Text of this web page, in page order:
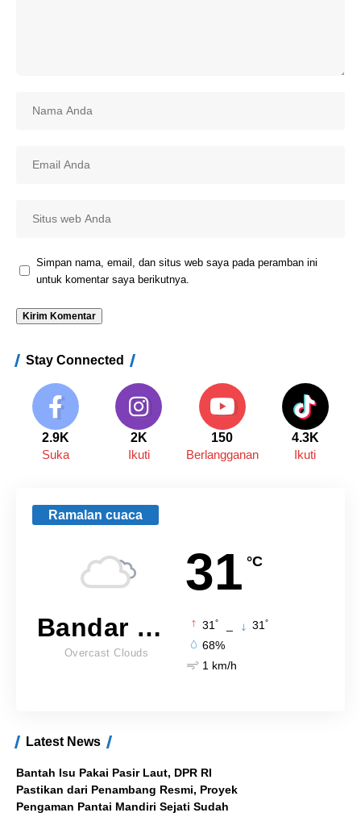
Simpan nama, email, dan situs web saya pada peramban ini
untuk komentar saya berikutnya.
Stay Connected
2.9K
Suka
2K
Ikuti
150
Berlangganan
4.3K
Ikuti
Ramalan cuaca
31 °C
Bandar Lampung
Overcast Clouds
31 ° 31 °
68%
1 km/h
Latest News
Bantah Isu Pakai Pasir Laut, DPR RI
Pastikan dari Penambang Resmi, Proyek
Pengaman Pantai Mandiri Sejati Sudah